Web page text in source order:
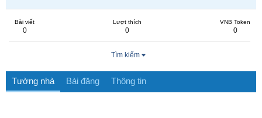
Bài viết
0
Lượt thích
0
VNB Token
0
Tìm kiếm
Tường nhà Bài đăng Thông tin